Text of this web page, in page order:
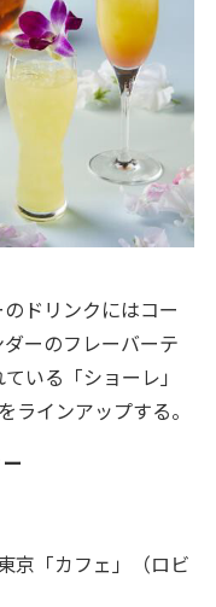
ドリンクにはコー
ーのフレーバーテ
いる「ショーレ」
ラインアップする。
京「カフェ」（ロビ